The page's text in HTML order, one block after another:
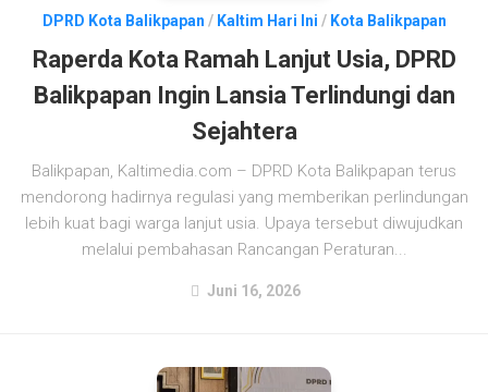
DPRD Kota Balikpapan / Kaltim Hari Ini / Kota Balikpapan
Raperda Kota Ramah Lanjut Usia, DPRD
Balikpapan Ingin Lansia Terlindungi dan
Sejahtera
Balikpapan, Kaltimedia.com – DPRD Kota Balikpapan terus
mendorong hadirnya regulasi yang memberikan perlindungan
lebih kuat bagi warga lanjut usia. Upaya tersebut diwujudkan
melalui pembahasan Rancangan Peraturan...
Juni 16, 2026